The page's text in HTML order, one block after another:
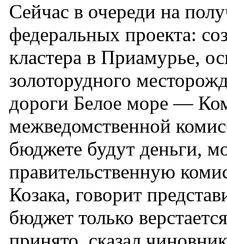
Сейчас в очереди на
федеральных проекта:
кластера в Приамурье,
золоторудного
дороги Белое море —
межведомственной
бюджете будут деньги,
правительственную
Козака, говорит
бюджет только